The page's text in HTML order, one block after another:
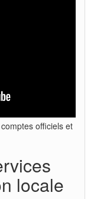
officiels et
locale